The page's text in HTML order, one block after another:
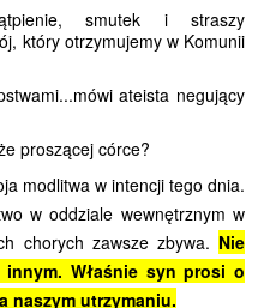
smutek i straszy
który otrzymujemy w Komunii
ateista negujący
proszącej córce?
modlitwa w intencji tego dnia.
w oddziale wewnętrznym w
chorych zawsze zbywa. Nie
Właśnie syn prosi o
naszym utrzymaniu.